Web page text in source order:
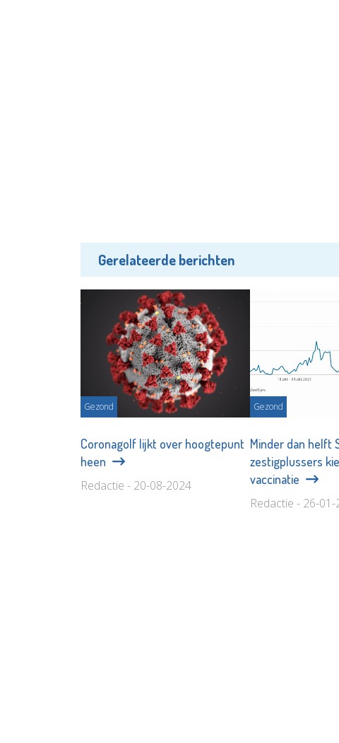
Gerelateerde berichten
Gezond
Coronagolf lijkt over hoogtepunt
heen
Redactie - 20-08-2024
Gezond
Minder dan helft
zestigplussers
vaccinatie
Redactie - 26-